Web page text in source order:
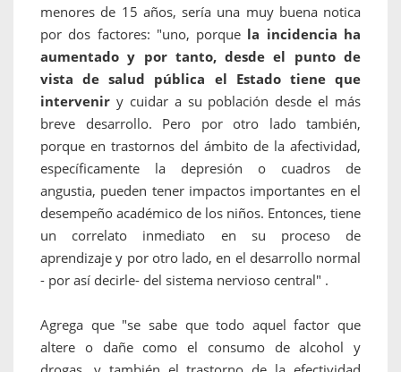
menores de 15 años, sería una muy buena notica
por dos factores: "uno, porque la incidencia ha
aumentado y por tanto, desde el punto de
vista de salud pública el Estado tiene que
intervenir y cuidar a su población desde el más
breve desarrollo. Pero por otro lado también,
porque en trastornos del ámbito de la afectividad,
específicamente la depresión o cuadros de
angustia, pueden tener impactos importantes en el
desempeño académico de los niños. Entonces, tiene
un correlato inmediato en su proceso de
aprendizaje y por otro lado, en el desarrollo normal
- por así decirle- del sistema nervioso central" .
Agrega que "se sabe que todo aquel factor que
altere o dañe como el consumo de alcohol y